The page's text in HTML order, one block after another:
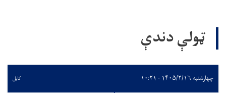
ټولې دندې
چهارشنبه ۱۴۰۵/۲/۱۶ - ۱۰:۲۱ کابل